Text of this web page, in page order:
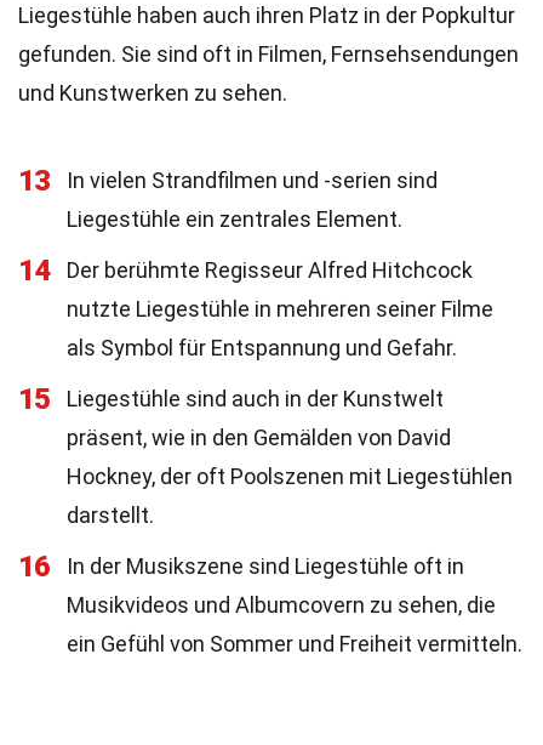
Liegestühle haben auch ihren Platz in der Popkultur
gefunden. Sie sind oft in Filmen, Fernsehsendungen
und Kunstwerken zu sehen.
13
In vielen Strandfilmen und -serien sind
Liegestühle ein zentrales Element.
14
Der berühmte Regisseur Alfred Hitchcock
nutzte Liegestühle in mehreren seiner Filme
als Symbol für Entspannung und Gefahr.
15
Liegestühle sind auch in der Kunstwelt
präsent, wie in den Gemälden von David
Hockney, der oft Poolszenen mit Liegestühlen
darstellt.
16
In der Musikszene sind Liegestühle oft in
Musikvideos und Albumcovern zu sehen, die
ein Gefühl von Sommer und Freiheit vermitteln.